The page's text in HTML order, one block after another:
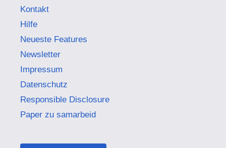
Kontakt
Hilfe
Neueste Features
Newsletter
Impressum
Datenschutz
Responsible Disclosure
Paper zu samarbeid